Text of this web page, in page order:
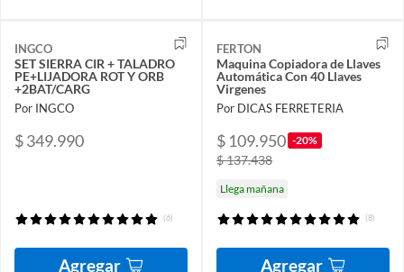
INGCO
SET SIERRA CIR + TALADRO
PE+LIJADORA ROT Y ORB
+2BAT/CARG
Por INGCO
$ 349.990
(6)
Agregar
FERTON
Maquina Copiadora de Llaves
Automática Con 40 Llaves
Virgenes
Por DICAS FERRETERIA
$ 109.950 -20%
$ 137.438
Llega mañana
(8)
Agregar